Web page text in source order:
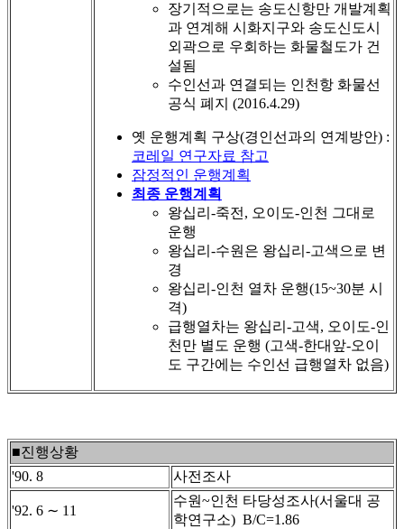
장기적으로는 송도신항만 개발계획
과 연계해 시화지구와 송도신도시
외곽으로 우회하는 화물철도가 건
설됨
수인선과 연결되는 인천항 화물선
공식 폐지 (2016.4.29)
옛 운행계획 구상(경인선과의 연계방안) :
코레일 연구자료 참고
잠정적인 운행계획
최종 운행계획
왕십리-죽전, 오이도-인천 그대로
운행
왕십리-수원은 왕십리-고색으로 변
경
왕십리-인천 열차 운행(15~30분 시
격)
급행열차는 왕십리-고색, 오이도-인
천만 별도 운행 (고색-한대앞-오이
도 구간에는 수인선 급행열차 없음)
■진행상황
'90. 8
사전조사
'92. 6 ∼ 11
수원~인천 타당성조사(서울대 공
학연구소) B/C=1.86